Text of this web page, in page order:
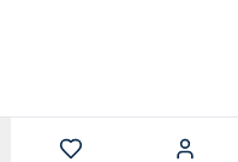
$
$27.55